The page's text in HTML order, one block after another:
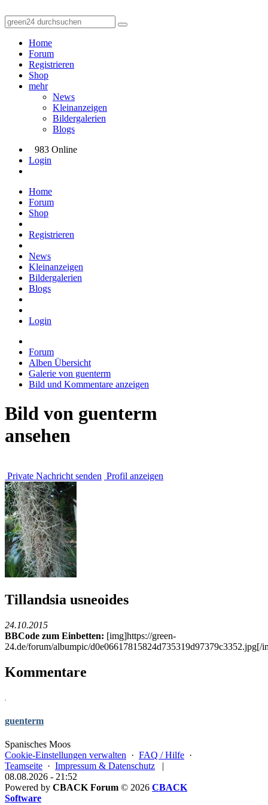
Home
Forum
Registrieren
Shop
mehr
News
Kleinanzeigen
Bildergalerien
Blogs
983 Online
Login
Home
Forum
Shop
Registrieren
News
Kleinanzeigen
Bildergalerien
Blogs
Login
Forum
Alben Übersicht
Galerie von guenterm
Bild und Kommentare anzeigen
Bild von guenterm
ansehen
Private Nachricht senden Profil anzeigen
Tillandsia usneoides
24.10.2015
BBCode zum Einbetten: [img]https://green-
24.de/forum/albumpic/d0e06617815824d735319d97379c3352.jpg[/
Kommentare
guenterm
Spanisches Moos
Cookie-Einstellungen verwalten · FAQ / Hilfe ·
Teamseite · Impressum & Datenschutz |
08.08.2026 - 21:52
Powered by CBACK Forum © 2026 CBACK
Software